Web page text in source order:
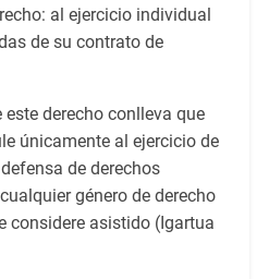
al ejercicio individual
de su contrato de
derecho conlleva que
únicamente al ejercicio de
de derechos
género de derecho
considere asistido (Igartua